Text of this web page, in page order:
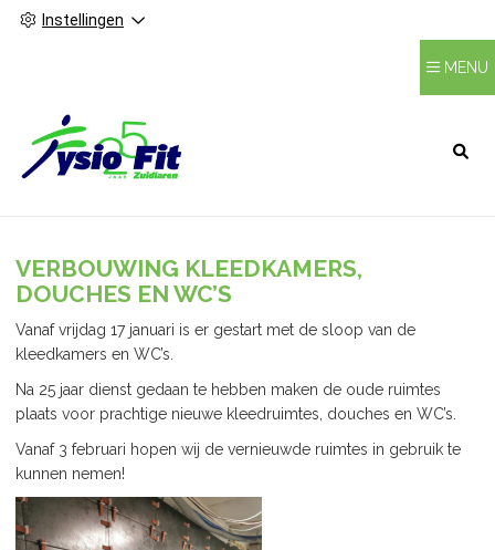
Instellingen
MENU
VERBOUWING KLEEDKAMERS,
DOUCHES EN WC’S
Vanaf vrijdag 17 januari is er gestart met de sloop van de
kleedkamers en WC’s.
Na 25 jaar dienst gedaan te hebben maken de oude ruimtes
plaats voor prachtige nieuwe kleedruimtes, douches en WC’s.
Vanaf 3 februari hopen wij de vernieuwde ruimtes in gebruik te
kunnen nemen!